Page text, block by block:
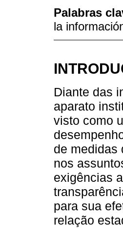
Palabras
la
Diante das
aparato
visto como
de medidas
nos
exigências
para sua
relação